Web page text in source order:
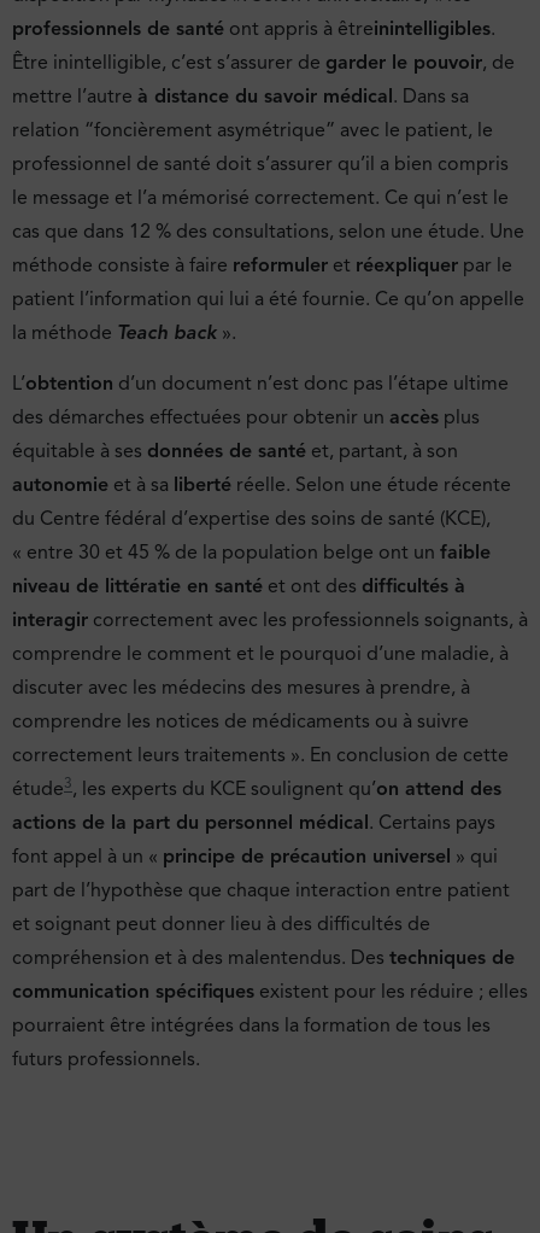
professionnels de santé ont appris à êtreinintelligibles.
Être inintelligible, c’est s’assurer de garder le pouvoir, de
mettre l’autre à distance du savoir médical. Dans sa
relation “foncièrement asymétrique” avec le patient, le
professionnel de santé doit s’assurer qu’il a bien compris
le message et l’a mémorisé correctement. Ce qui n’est le
cas que dans 12 % des consultations, selon une étude. Une
méthode consiste à faire reformuler et réexpliquer par le
patient l’information qui lui a été fournie. Ce qu’on appelle
la méthode Teach back ».
L’obtention d’un document n’est donc pas l’étape ultime
des démarches effectuées pour obtenir un accès plus
équitable à ses données de santé et, partant, à son
autonomie et à sa liberté réelle. Selon une étude récente
du Centre fédéral d’expertise des soins de santé (KCE),
« entre 30 et 45 % de la population belge ont un faible
niveau de littératie en santé et ont des difficultés à
interagir correctement avec les professionnels soignants, à
comprendre le comment et le pourquoi d’une maladie, à
discuter avec les médecins des mesures à prendre, à
comprendre les notices de médicaments ou à suivre
correctement leurs traitements ». En conclusion de cette
étude3, les experts du KCE soulignent qu’on attend des
actions de la part du personnel médical. Certains pays
font appel à un « principe de précaution universel » qui
part de l’hypothèse que chaque interaction entre patient
et soignant peut donner lieu à des difficultés de
compréhension et à des malentendus. Des techniques de
communication spécifiques existent pour les réduire ; elles
pourraient être intégrées dans la formation de tous les
futurs professionnels.